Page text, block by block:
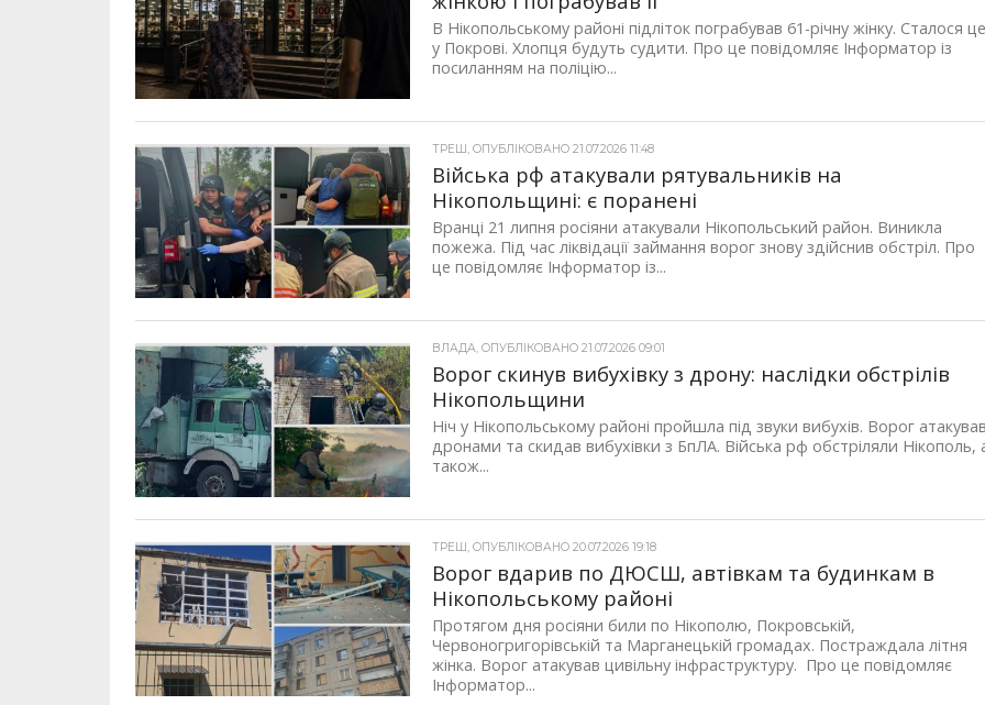
В Нікопольському районі підліток пограбував 61-річну жінку. Сталося
у Покрові. Хлопця будуть судити. Про це повідомляє Інформатор із
посиланням на поліцію...
ТРЕШ, ОПУБЛІКОВАНО 21.07.2026 11:48
Війська рф атакували рятувальників на
Нікопольщині: є поранені
Вранці 21 липня росіяни атакували Нікопольський район. Виникла
пожежа. Під час ліквідації займання ворог знову здійснив обстріл. Про
це повідомляє Інформатор із...
ВЛАДА, ОПУБЛІКОВАНО 21.07.2026 09:01
Ворог скинув вибухівку з дрону: наслідки обстрілів
Нікопольщини
Ніч у Нікопольському районі пройшла під звуки вибухів. Ворог
дронами та скидав вибухівки з БпЛА. Війська рф обстріляли Нікополь,
також...
ТРЕШ, ОПУБЛІКОВАНО 20.07.2026 19:18
Ворог вдарив по ДЮСШ, автівкам та будинкам в
Нікопольському районі
Протягом дня росіяни били по Нікополю, Покровській,
Червоногригорівській та Марганецькій громадах. Постраждала літня
жінка. Ворог атакував цивільну інфраструктуру. Про це повідомляє
Інформатор...